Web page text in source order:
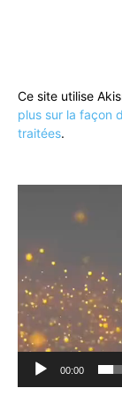
Ce site utilise
plus sur la façon
traitées.
00:00